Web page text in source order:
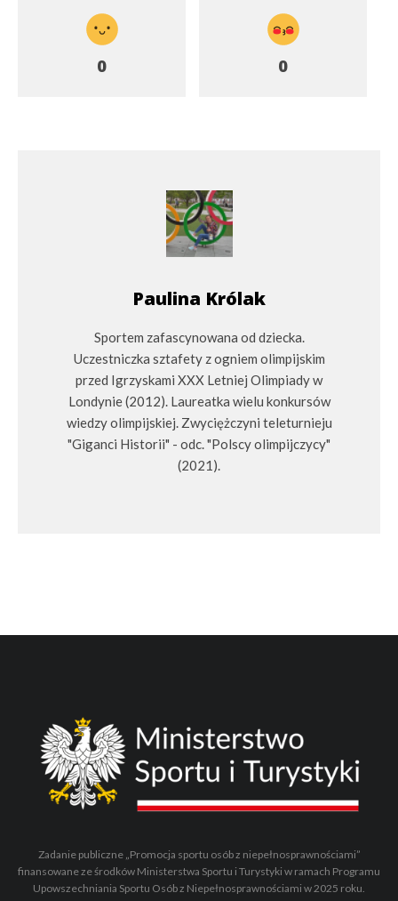
0 0
Paulina Królak
Sportem zafascynowana od dziecka.
Uczestniczka sztafety z ogniem olimpijskim
przed Igrzyskami XXX Letniej Olimpiady w
Londynie (2012). Laureatka wielu konkursów
wiedzy olimpijskiej. Zwyciężczyni teleturnieju
"Giganci Historii" - odc. "Polscy olimpijczycy"
(2021).
Zadanie publiczne „Promocja sportu osób z niepełnosprawnościami”
finansowane ze środków Ministerstwa Sportu i Turystyki w ramach Programu
Upowszechniania Sportu Osób z Niepełnosprawnościami w 2025 roku.